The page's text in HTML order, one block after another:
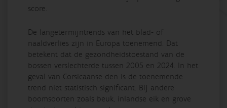
score.
De langetermijntrends van het blad- of
naaldverlies zijn in Europa toenemend. Dat
betekent dat de gezondheidstoestand van de
bossen verslechterde tussen 2005 en 2024. In het
geval van Corsicaanse den is de toenemende
trend niet statistisch significant. Bij andere
boomsoorten zoals beuk, inlandse eik en grove